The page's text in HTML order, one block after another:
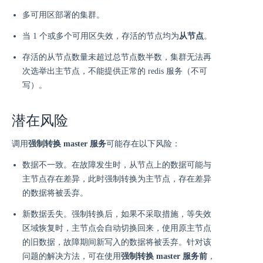
多可用区部署的集群。
当 1 个或多个可用区失效，存活的节点均为从节点。
存活的从节点数量未超过总节点数半数，集群无法再
次选举出主节点，不能提供正常的 redis 服务（不可
写）。
潜在风险
调用强制转换 master 服务可能存在以下风险：
数据不一致。在故障发生时，从节点上的数据可能与
主节点存在差异，此时强制转换为主节点，存在差异
的数据将被丢弃。
新数据丢失。强制转换后，如果不采取措施，等失效
区域恢复时，主节点会自动切换回来，使用原主节点
的旧数据，故障期间新写入的数据将被丢弃。针对该
问题的解决方法，可在使用强制转换 master 服务前 ，